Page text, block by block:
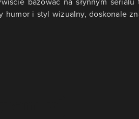
humor i styl wizualny, doskonale